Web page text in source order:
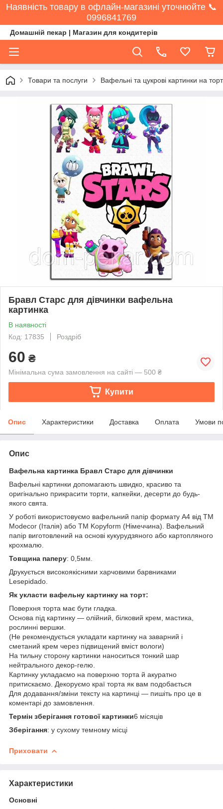
Наявність товару в офлайн-магазині уточнюйте 📞
0996841769
Домашній пекар | Магазин для кондитерів
Товари та послуги Вафельні та цукрові картинки на торт
Бравл Старс для дівчинки вафельна
картинка
В наявності
Код: 17835
Роздріб
60 ₴
Мінімальна сума замовлення на сайті — 500 ₴
Купити
Опис Характеристики Доставка Оплата Умови
Опис
Вафельна картинка Бравл Старс для дівчинки
Вафельні картинки допомагають швидко, красиво та
оригінально прикрасити торти, капкейки, десерти до будь-
якого свята.
У роботі використовуємо вафельний папір формату А4 від TM
Modecor (Італія) або ТМ Kopyform (Німеччина). Вафельний
папір виготовлений на основі кукурудзяного або картопляного
крохмалю.
Товщина паперу: 0,5мм.
Друкується високоякісними харчовими барвниками
Lesepidado.
Як укласти вафельну картинку на торт:
Поверхня торта має бути гладка.
Основа під картинку — олійний, білковий крем, мастика,
рослинні вершки.
(Не рекомендується укладати картинку на заварний і
сметаний крем через підвищений вміст вологи)
На тильну сторону картинки наноситься тонкий шар
нейтрального декор-гелю.
Картинку укладаємо на поверхню торта й акуратно
притискаємо. Декоруємо краї торта як вам подобається
Для додавання/зміни тексту на картинці — пишіть про це в
коментарі до замовлення.
Термін зберігання готової картинки6 місяців
Зберігання: у сухому темному місці
Приховати
Характеристики
Основні